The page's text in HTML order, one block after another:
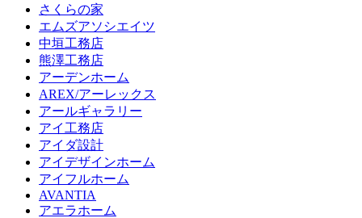
さくらの家
エムズアソシエイツ
中垣工務店
熊澤工務店
アーデンホーム
AREX/アーレックス
アールギャラリー
アイ工務店
アイダ設計
アイデザインホーム
アイフルホーム
AVANTIA
アエラホーム